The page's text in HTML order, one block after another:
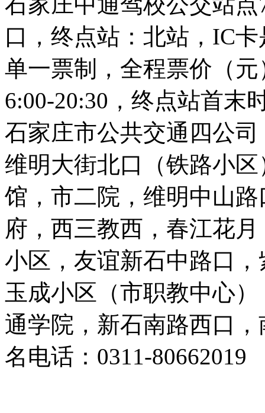
口，终点站：北站，IC
单一票制，全程票价（
6:00-20:30，终点站首末
石家庄市公共交通四公
维明大街北口（铁路小
馆，市二院，维明中山
府，西三教西，春江花
小区，友谊新石中路口
玉成小区（市职教中心
通学院，新石南路西口
名电话：0311-80662019